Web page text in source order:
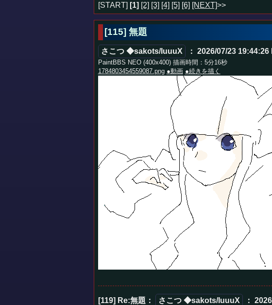
[START] [1] [2] [3] [4] [5] [6] [NEXT]>>
[115] 無題
さこつ ◆sakots/IuuuX ： 2026/07/23 19:44:26
PaintBBS NEO (400x400) 描画時間：5分16秒
1784803454559087.png ●動画 ●続きを描く
[119] Re:無題 ： さこつ ◆sakots/IuuuX ：